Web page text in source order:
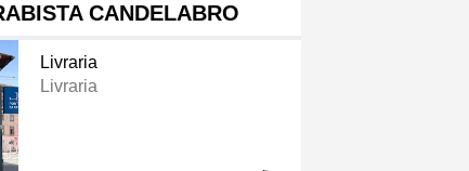
CANDELABRO
Livraria
Livraria